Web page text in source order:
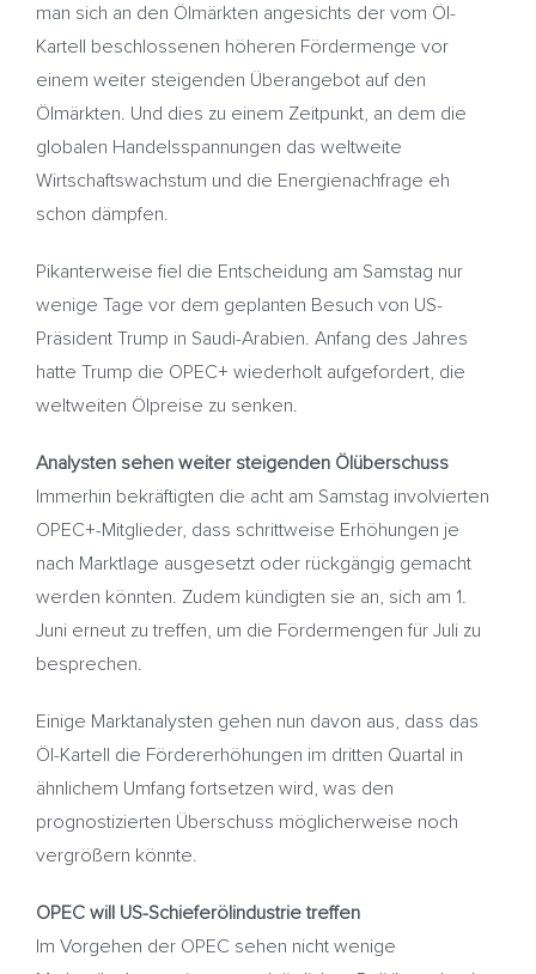
man sich an den Ölmärkten angesichts der vom Öl-
Kartell beschlossenen höheren Fördermenge vor
einem weiter steigenden Überangebot auf den
Ölmärkten. Und dies zu einem Zeitpunkt, an dem die
globalen Handelsspannungen das weltweite
Wirtschaftswachstum und die Energienachfrage eh
schon dämpfen.
Pikanterweise fiel die Entscheidung am Samstag nur
wenige Tage vor dem geplanten Besuch von US-
Präsident Trump in Saudi-Arabien. Anfang des Jahres
hatte Trump die OPEC+ wiederholt aufgefordert, die
weltweiten Ölpreise zu senken.
Analysten sehen weiter steigenden Ölüberschuss
Immerhin bekräftigten die acht am Samstag involvierten
OPEC+-Mitglieder, dass schrittweise Erhöhungen je
nach Marktlage ausgesetzt oder rückgängig gemacht
werden könnten. Zudem kündigten sie an, sich am 1.
Juni erneut zu treffen, um die Fördermengen für Juli zu
besprechen.
Einige Marktanalysten gehen nun davon aus, dass das
Öl-Kartell die Fördererhöhungen im dritten Quartal in
ähnlichem Umfang fortsetzen wird, was den
prognostizierten Überschuss möglicherweise noch
vergrößern könnte.
OPEC will US-Schieferölindustrie treffen
Im Vorgehen der OPEC sehen nicht wenige